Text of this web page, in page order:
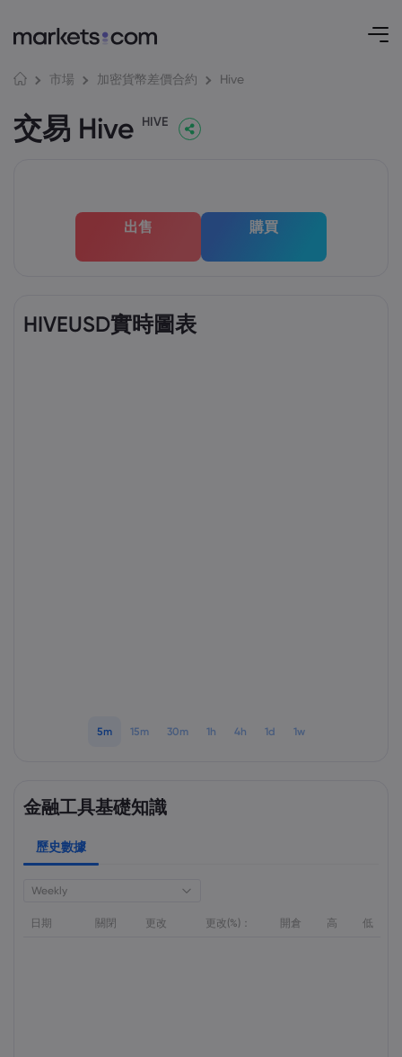
市場 加密貨幣差價合約 Hive
交易 Hive HIVE
出售 購買
HIVEUSD實時圖表
5m 15m 30m 1h 4h 1d 1w
金融工具基礎知識
歷史數據
Weekly
日期 關閉 更改 更改(%)： 開倉 高 低